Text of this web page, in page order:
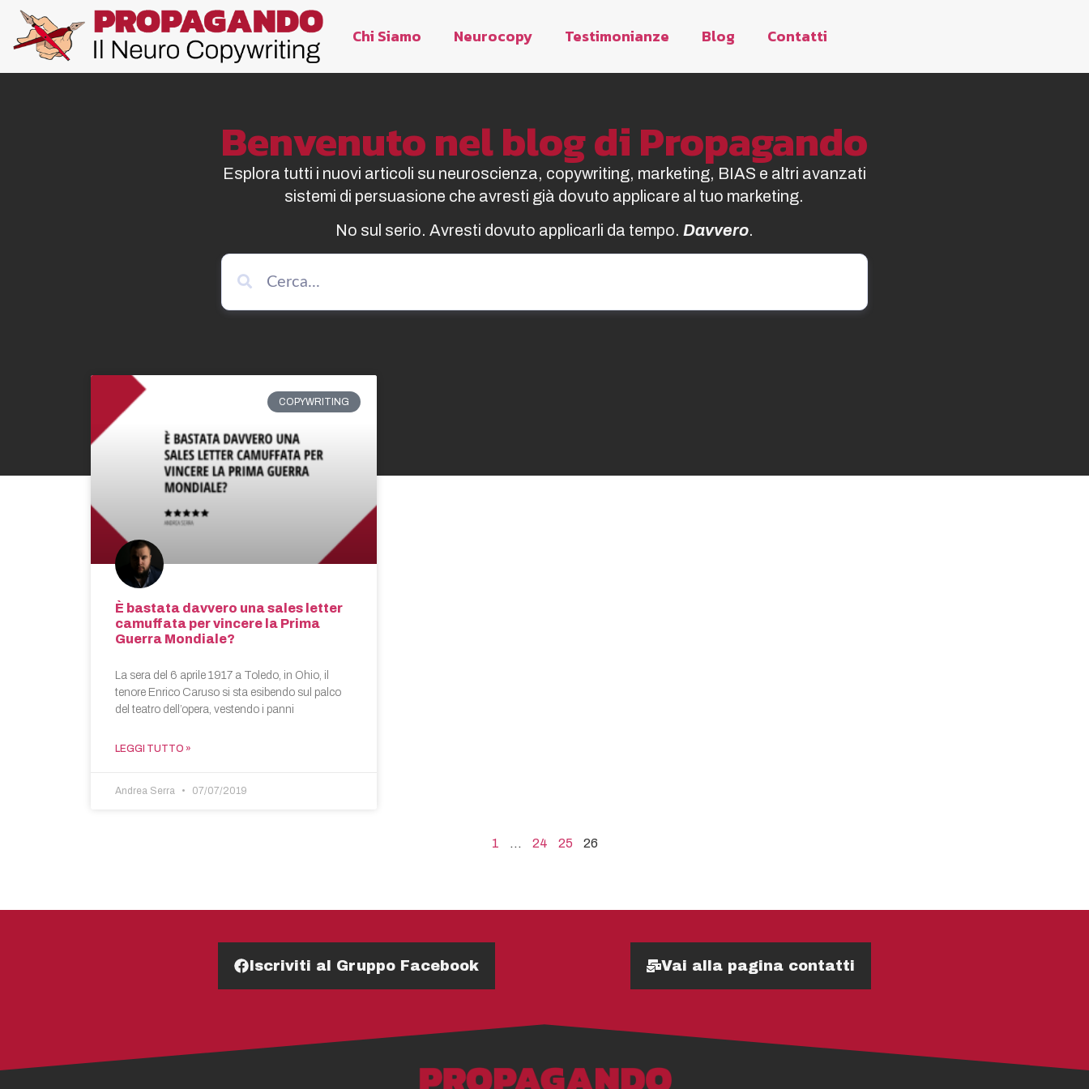
Chi Siamo Neurocopy Testimonianze Blog Contatti
Benvenuto nel blog di Propagando
Esplora tutti i nuovi articoli su neuroscienza, copywriting, marketing, BIAS e altri avanzati
sistemi di persuasione che avresti già dovuto applicare al tuo marketing.
No sul serio. Avresti dovuto applicarli da tempo. Davvero.
COPYWRITING
È bastata davvero una sales letter
camuffata per vincere la Prima
Guerra Mondiale?
La sera del 6 aprile 1917 a Toledo, in Ohio, il
tenore Enrico Caruso si sta esibendo sul palco
del teatro dell’opera, vestendo i panni
LEGGI TUTTO »
Andrea Serra 07/07/2019
1 … 24 25 26
Iscriviti al Gruppo Facebook Vai alla pagina contatti